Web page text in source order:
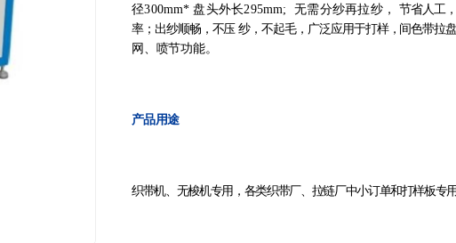
径300mm* 盘头外长295mm;无需分纱再拉纱，
节省人工
率；出纱顺畅，不压 纱，不起毛，广泛应用于打样，间色带拉
网、喷节功能。
产品用途
织带机、无梭机专用，各类织带厂、拉链厂中小订单和打样板专用